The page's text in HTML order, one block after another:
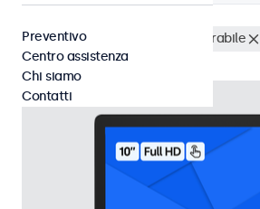
Touchscreen 10 pollici Dimmerabile
Preventivo
Centro assistenza
Chi siamo
Contatti